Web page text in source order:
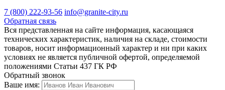
7 (800) 222-93-56 info@granite-city.ru
Обратная связь
Вся представленная на сайте информация, касающаяся
технических характеристик, наличия на складе, стоимости
товаров, носит информационный характер и ни при каких
условиях не является публичной офертой, определяемой
положениями Статьи 437 ГК РФ
Обратный звонок
Ваше имя: